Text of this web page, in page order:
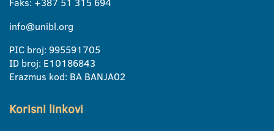
info@unibl.org
PIC broj: 995591705
ID broj: E10186843
Erazmus kod: BA BANJA02
Korisni linkovi